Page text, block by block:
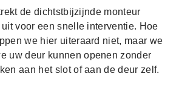
de dichtstbijzijnde monteur
voor een snelle interventie. Hoe
we hier uiteraard niet, maar we
uw deur kunnen openen zonder
aan het slot of aan de deur zelf.